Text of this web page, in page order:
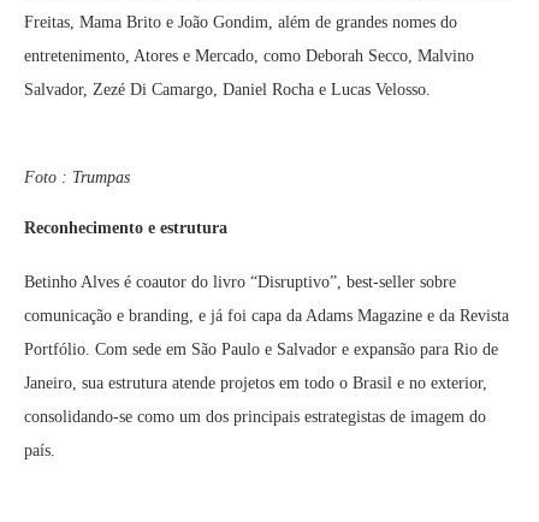
Freitas, Mama Brito e João Gondim, além de grandes nomes do
entretenimento, Atores e Mercado, como Deborah Secco, Malvino
Salvador, Zezé Di Camargo, Daniel Rocha e Lucas Velosso.
Foto : Trumpas
Reconhecimento e estrutura
Betinho Alves é coautor do livro “Disruptivo”, best-seller sobre
comunicação e branding, e já foi capa da Adams Magazine e da Revista
Portfólio. Com sede em São Paulo e Salvador e expansão para Rio de
Janeiro, sua estrutura atende projetos em todo o Brasil e no exterior,
consolidando-se como um dos principais estrategistas de imagem do
país.